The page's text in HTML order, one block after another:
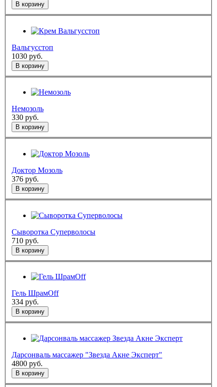
В корзину
Вальгусстоп
1030 руб.
В корзину
Немозоль
330 руб.
В корзину
Доктор Мозоль
376 руб.
В корзину
Сыворотка Суперволосы
710 руб.
В корзину
Гель ШрамOff
334 руб.
В корзину
Дарсонваль массажер "Звезда Акне Эксперт"
4800 руб.
В корзину